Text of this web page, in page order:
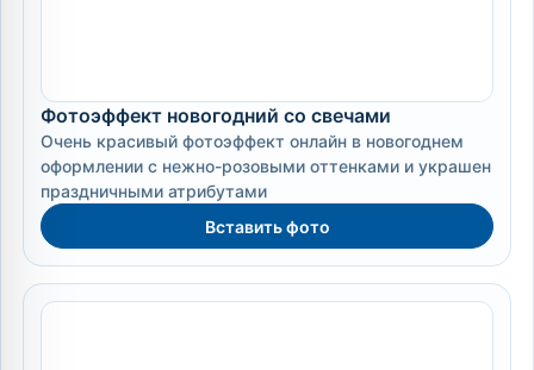
Фотоэффект новогодний со свечами
Очень красивый фотоэффект онлайн в новогоднем
оформлении с нежно-розовыми оттенками и украшен
праздничными атрибутами
Вставить фото